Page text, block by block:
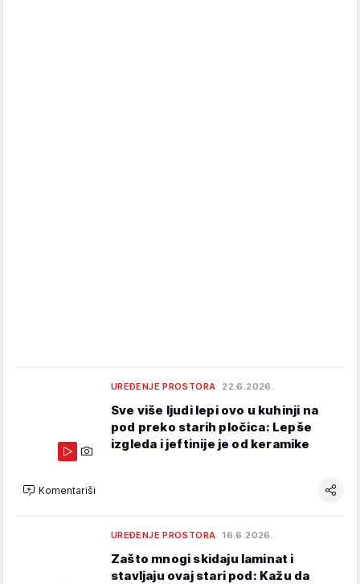
UREĐENJE PROSTORA 22.6.2026.
Sve više ljudi lepi ovo u kuhinji na
pod preko starih pločica: Lepše
izgleda i jeftinije je od keramike
Komentariši
UREĐENJE PROSTORA 16.6.2026.
Zašto mnogi skidaju laminat i
stavljaju ovaj stari pod: Kažu da